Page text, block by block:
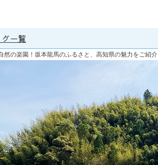
一覧
然の楽園！坂本龍馬のふるさと、高知県の魅力をご紹介